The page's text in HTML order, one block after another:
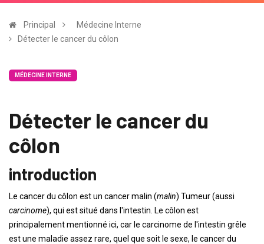
Principal
Médecine Interne
Détecter le cancer du côlon
MÉDECINE INTERNE
Détecter le cancer du
côlon
introduction
Le cancer du côlon est un cancer malin (malin) Tumeur (aussi
carcinome), qui est situé dans l'intestin. Le côlon est
principalement mentionné ici, car le carcinome de l'intestin grêle
est une maladie assez rare, quel que soit le sexe, le cancer du